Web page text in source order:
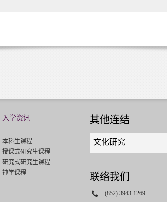
入学资讯
本科生课程
授课式研究生课程
研究式研究生课程
神学课程
其他连结
Quick
links
select
文化研究
联络我们
Phone
(852) 3943-1269